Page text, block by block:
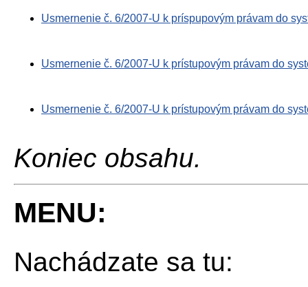
Usmernenie č. 6/2007-U k príspupovým právam do
Usmernenie č. 6/2007-U k prístupovým právam do
Usmernenie č. 6/2007-U k prístupovým právam do
Koniec obsahu.
MENU:
Nachádzate sa tu: